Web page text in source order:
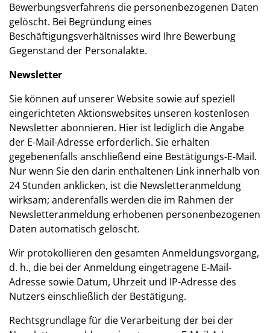
Bewerbungsverfahrens die personenbezogenen Daten
gelöscht. Bei Begründung eines
Beschäftigungsverhältnisses wird Ihre Bewerbung
Gegenstand der Personalakte.
Newsletter
Sie können auf unserer Website sowie auf speziell
eingerichteten Aktionswebsites unseren kostenlosen
Newsletter abonnieren. Hier ist lediglich die Angabe
der E-Mail-Adresse erforderlich. Sie erhalten
gegebenenfalls anschließend eine Bestätigungs-E-Mail.
Nur wenn Sie den darin enthaltenen Link innerhalb von
24 Stunden anklicken, ist die Newsletteranmeldung
wirksam; anderenfalls werden die im Rahmen der
Newsletteranmeldung erhobenen personenbezogenen
Daten automatisch gelöscht.
Wir protokollieren den gesamten Anmeldungsvorgang,
d. h., die bei der Anmeldung eingetragene E-Mail-
Adresse sowie Datum, Uhrzeit und IP-Adresse des
Nutzers einschließlich der Bestätigung.
Rechtsgrundlage für die Verarbeitung der bei der